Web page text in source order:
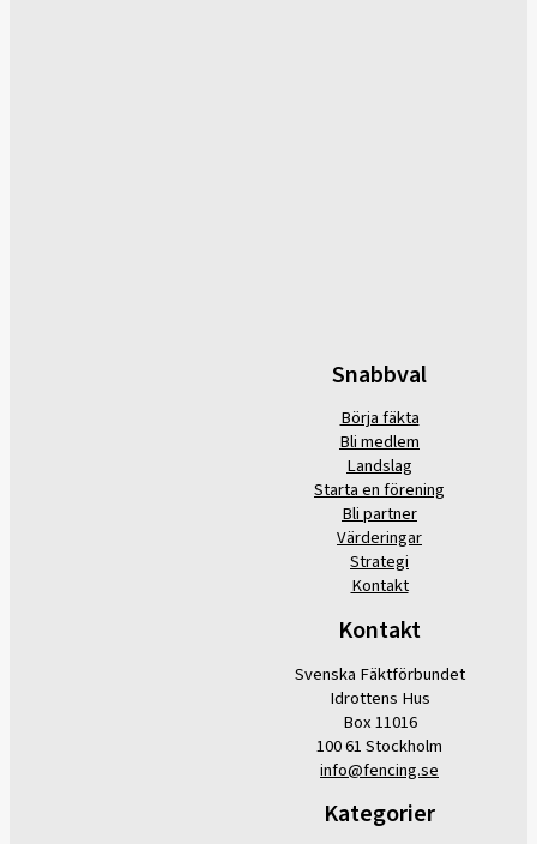
Snabbval
Börja fäkta
Bli medlem
Landslag
Starta en förening
Bli partner
Värderingar
Strategi
Kontakt
Kontakt
Svenska Fäktförbundet
Idrottens Hus
Box 11016
100 61 Stockholm
info@fencing.se
Kategorier